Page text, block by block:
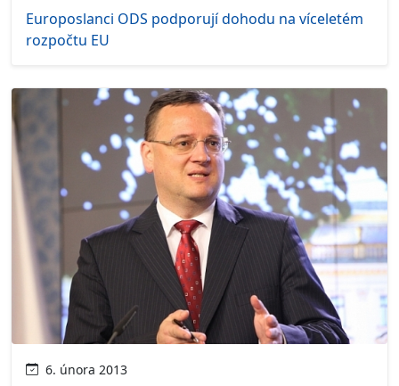
Europoslanci ODS podporují dohodu na víceletém
rozpočtu EU
6. února 2013